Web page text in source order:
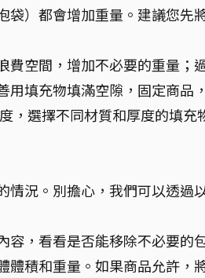
袋）都會增加重量。建議您先
費空間，增加不必要的重量；
填充物填滿空隙，固定商品
，選擇不同材質和厚度的填充
況。別擔心，我們可以透過
，看看是否能移除不必要的
積和重量。如果商品允許，